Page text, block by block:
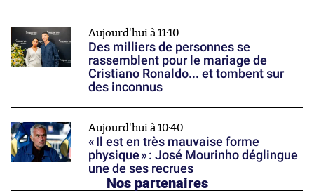
Aujourd'hui à 11:10
Des milliers de personnes se
rassemblent pour le mariage de
Cristiano Ronaldo... et tombent sur
des inconnus
Aujourd'hui à 10:40
« Il est en très mauvaise forme
physique » : José Mourinho déglingue
une de ses recrues
Nos partenaires